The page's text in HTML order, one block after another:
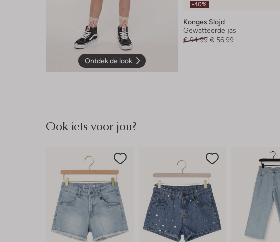
Ontdek de look
-40%
Konges Slojd
Gewatteerde jas
€ 94,99 € 56,99
Ook iets voor jou?